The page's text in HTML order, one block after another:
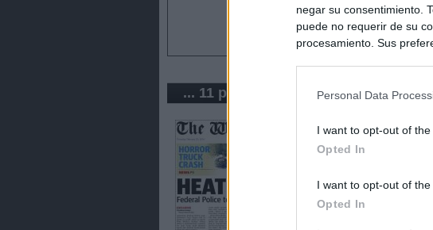
negar su consentimiento.
puede no requerir de su
procesamiento. Sus
Personal Data
I want to opt-out of
Opted In
I want to opt-out of
Opted In
... 11 periódicos de Australia